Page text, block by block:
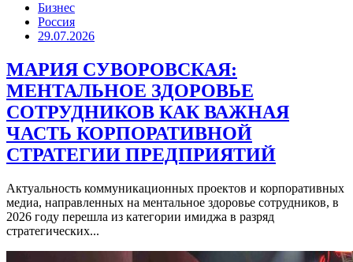
Бизнес
Россия
29.07.2026
МАРИЯ СУВОРОВСКАЯ:
МЕНТАЛЬНОЕ ЗДОРОВЬЕ
СОТРУДНИКОВ КАК ВАЖНАЯ
ЧАСТЬ КОРПОРАТИВНОЙ
СТРАТЕГИИ ПРЕДПРИЯТИЙ
Актуальность коммуникационных проектов и корпоративных
медиа, направленных на ментальное здоровье сотрудников, в
2026 году перешла из категории имиджа в разряд
стратегических...